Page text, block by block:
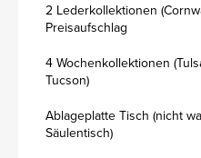
2 Lederkollektionen
Preisaufschlag
4 Wochenkollektionen
Tucson)
Ablageplatte Tisch (nicht
Säulentisch)